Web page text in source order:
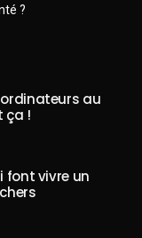
?
au
ça !
font vivre un